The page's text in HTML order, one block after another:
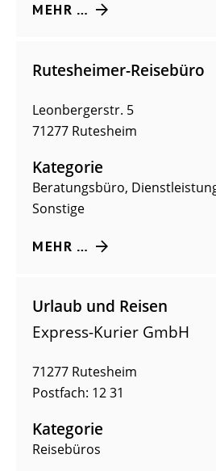
MEHR …
Rutesheimer-Reisebüro
Leonbergerstr. 5
71277 Rutesheim
Kategorie
Beratungsbüro,
Sonstige
MEHR …
Urlaub und Reisen
Express-Kurier GmbH
Postfach: 12 31
71277 Rutesheim
Kategorie
Reisebüros